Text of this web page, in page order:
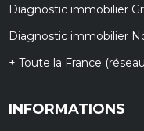
Diagnostic immobilier
Diagnostic immobilier
+ Toute la France
INFORMATIONS